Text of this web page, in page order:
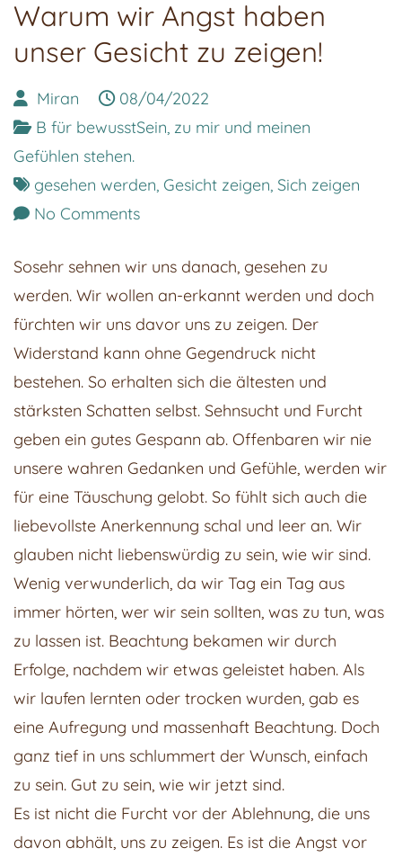
Warum wir Angst haben
unser Gesicht zu zeigen!
Miran
08/04/2022
B für bewusstSein, zu mir und meinen
Gefühlen stehen.
gesehen werden Gesicht zeigen Sich zeigen
No Commentson
wir
Angst
haben
unser
Gesicht
zu
zeigen!
Sosehr sehnen wir uns danach, gesehen zu
werden. Wir wollen an-erkannt werden und doch
fürchten wir uns davor uns zu zeigen. Der
Widerstand kann ohne Gegendruck nicht
bestehen. So erhalten sich die ältesten und
stärksten Schatten selbst. Sehnsucht und Furcht
geben ein gutes Gespann ab. Offenbaren wir nie
unsere wahren Gedanken und Gefühle, werden wir
für eine Täuschung gelobt. So fühlt sich auch die
liebevollste Anerkennung schal und leer an. Wir
glauben nicht liebenswürdig zu sein, wie wir sind.
Wenig verwunderlich, da wir Tag ein Tag aus
immer hörten, wer wir sein sollten, was zu tun, was
zu lassen ist. Beachtung bekamen wir durch
Erfolge, nachdem wir etwas geleistet haben. Als
wir laufen lernten oder trocken wurden, gab es
eine Aufregung und massenhaft Beachtung. Doch
ganz tief in uns schlummert der Wunsch, einfach
zu sein. Gut zu sein, wie wir jetzt sind.
Es ist nicht die Furcht vor der Ablehnung, die uns
davon abhält, uns zu zeigen. Es ist die Angst vor